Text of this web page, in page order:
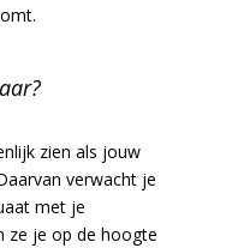
zien als jouw
verwacht je
met je
ze je op de hoogte